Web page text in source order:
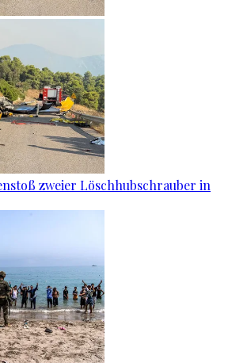
zweier Löschhubschrauber in